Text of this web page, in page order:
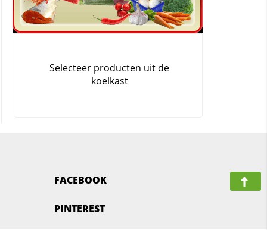
FACEBOOK
PINTEREST